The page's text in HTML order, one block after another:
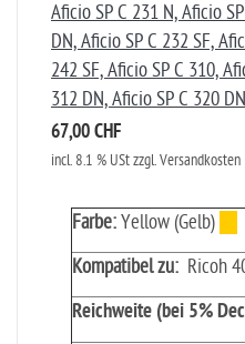
Aficio SP C 231 N, Aficio
DN, Aficio SP C 232 SF,
242 SF, Aficio SP C 310,
312 DN, Aficio SP C 320
67,00 CHF
incl. 8.1 % USt zzgl. Versandkosten
Farbe:Yellow (Gelb)
Kompatibel zu: Ricoh
Reichweite (bei 5%